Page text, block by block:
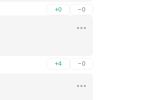
+0 –0
+4 –0